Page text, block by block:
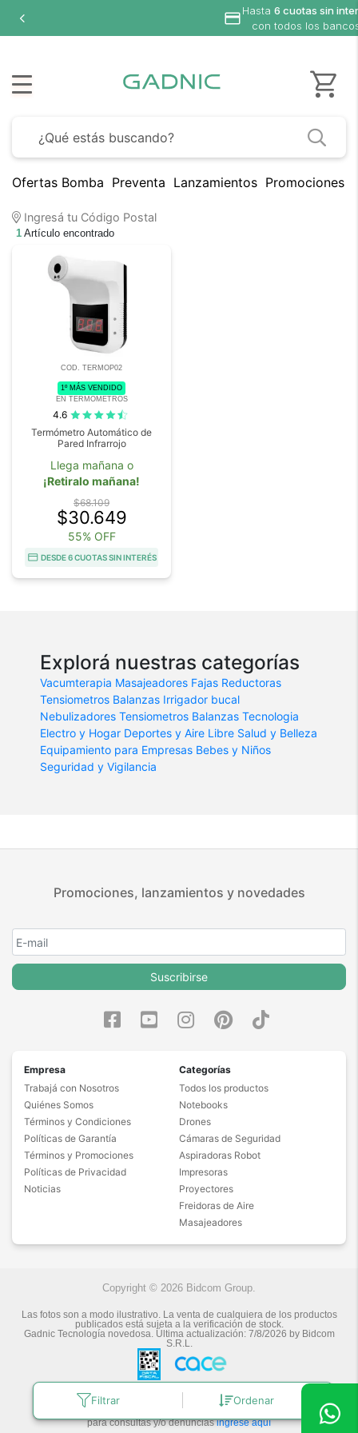
Hasta 6 cuotas sin
con todos los
Ofertas Bomba Preventa Lanzamientos Promociones
Ingresá tu Código Postal
1 Artículo encontrado
Filtrar Ordenar
COD. TERMOP02
1º MÁS VENDIDO
EN TERMOMETROS
4.6
Termómetro Automático de
Pared Infrarrojo
Llega mañana o
¡Retiralo mañana!
$68.109
$30.649
55% OFF
DESDE 6 CUOTAS SIN INTERÉS
Explorá nuestras categorías
Vacumterapia Masajeadores Fajas Reductoras
Tensiometros Balanzas Irrigador bucal
Nebulizadores Tensiometros Balanzas Tecnologia
Electro y Hogar Deportes y Aire Libre Salud y Belleza
Equipamiento para Empresas Bebes y Niños
Seguridad y Vigilancia
Promociones, lanzamientos y novedades
Suscribirse
Empresa
Trabajá con Nosotros
Quiénes Somos
Términos y Condiciones
Políticas de Garantía
Términos y Promociones
Políticas de Privacidad
Noticias
Categorías
Todos los productos
Notebooks
Drones
Cámaras de Seguridad
Aspiradoras Robot
Impresoras
Proyectores
Freidoras de Aire
Masajeadores
Copyright © 2026 Bidcom Group.
Las fotos son a modo ilustrativo. La venta de cualquiera de los productos
publicados está sujeta a la verificación de stock.
Gadnic Tecnología novedosa.Última actualización: 7/8/2026 by Bidcom
S.R.L.
Botón de arrepentimiento
para consultas y/o denunciasingrese aquí